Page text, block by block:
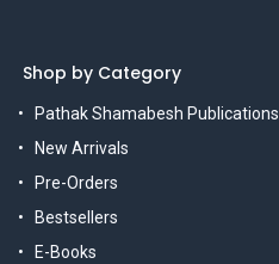
Shop by Category
Pathak Shamabesh Publications
New Arrivals
Pre-Orders
Bestsellers
E-Books